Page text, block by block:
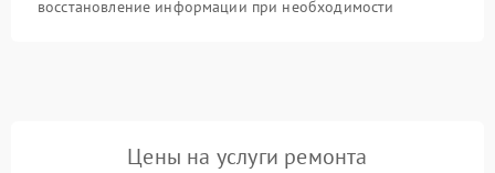
восстановление информации при необходимости
Цены на услуги ремонта